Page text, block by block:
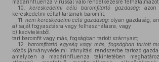
madárinfluenza vírussal való rendelkezésre
10.
kereskedelmi célú baromfitartó gazdaság: azon
kereskedelmi céllal tartanak baromfit;
11. nem kereskedelmi célú gazdaság: olyan gazdaság,
a) saját fogyasztásra vagy felhasználásra, vagy
b) kedvtelésből
tart baromfit vagy más, fogságban tartott szárnyast;
12.
baromfitartó egység vagy más, fogságban tartott
közös járványvédelmi irányítási rendszerbe tartozó
amelyben a madárinfluenza tekintetében